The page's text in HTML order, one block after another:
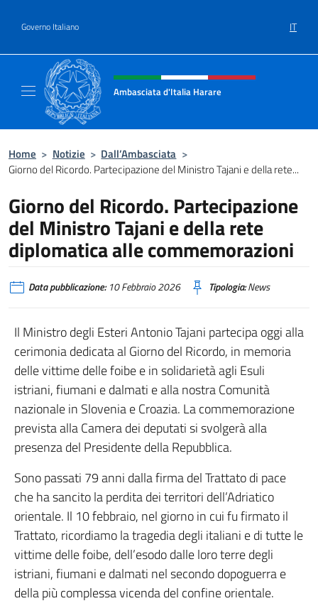
Governo Italiano IT
Intestazione sito, social e menù
Ambasciata d'Italia Harare
Home > Notizie > Dall’Ambasciata >
Giorno del Ricordo. Partecipazione del Ministro Tajani e della rete...
Giorno del Ricordo. Partecipazione
del Ministro Tajani e della rete
diplomatica alle commemorazioni
Data pubblicazione:10 Febbraio 2026 Tipologia:News
Il Ministro degli Esteri Antonio Tajani partecipa oggi alla
cerimonia dedicata al Giorno del Ricordo, in memoria
delle vittime delle foibe e in solidarietà agli Esuli
istriani, fiumani e dalmati e alla nostra Comunità
nazionale in Slovenia e Croazia. La commemorazione
prevista alla Camera dei deputati si svolgerà alla
presenza del Presidente della Repubblica.
Sono passati 79 anni dalla firma del Trattato di pace
che ha sancito la perdita dei territori dell’Adriatico
orientale. Il 10 febbraio, nel giorno in cui fu firmato il
Trattato, ricordiamo la tragedia degli italiani e di tutte le
vittime delle foibe, dell’esodo dalle loro terre degli
istriani, fiumani e dalmati nel secondo dopoguerra e
della più complessa vicenda del confine orientale.